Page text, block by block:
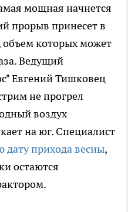
мощная начнется
прорыв принесет в
которых может
Ведущий
Евгений Тишковец
не прогрел
воздух
на юг. Специалист
дату прихода весны,
остаются